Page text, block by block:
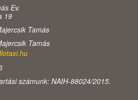
Ev.
19
Tamás
Tamás
számunk: NAIH-88024/2015.